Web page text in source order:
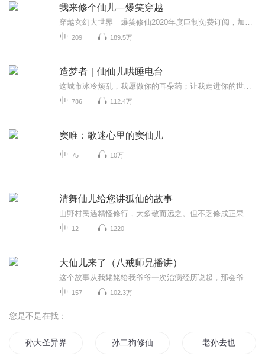
我来修个仙儿—爆笑穿越
209 189.5万
造梦者｜仙仙儿哄睡电台
786 112.4万
窦唯：歌迷心里的窦仙儿
75 10万
清舞仙儿给您讲狐仙的故事
12 1220
大仙儿来了（八戒师兄播讲）
157 102.3万
您是不是在找：
孙大圣异界重修记 孙二狗修仙记 老孙去也